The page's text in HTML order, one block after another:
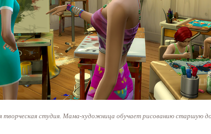
творческая студия. Мама-художница обучает рисованию старшую